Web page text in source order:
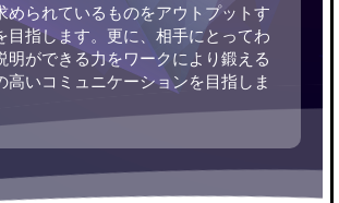
められているものをアウトプットす
目指します。更に、相手にとってわ
明ができる力をワークにより鍛える
高いコミュニケーションを目指しま